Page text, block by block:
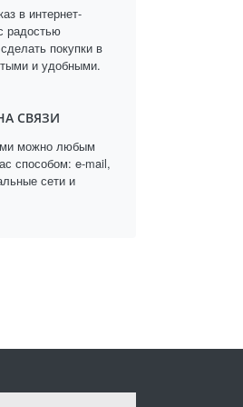
в интернет-
радостью
покупки в
и удобными.
СВЯЗИ
можно любым
способом: e-mail,
сети и